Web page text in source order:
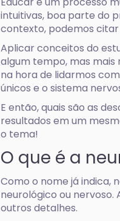
intuitivas, boa parte do
contexto, podemos
Aplicar conceitos do
algum tempo, mas
na hora de lidarmos
únicos e o sistema
E então, quais são as
resultados em um
o tema!
O que é a
Como o nome já indica,
neurológico ou nervoso.
outros detalhes.